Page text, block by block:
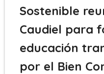
Sostenible
Caudiel para
educación
por el Bien